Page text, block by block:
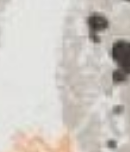
и наблюдательность художника.
«Когда я вижу ветку или комочек
птицы на ветке, — рассказывал он,
— я хочу знать, что это за птица —
зяблик, дикий голубь или дрозд. Это
наблюдение». Книжные образы
животных в работах Н. Е.Чарушина—
наблюдения за ними в природе.
Изображая зверей и птиц в рассказе
донести до читателя, что звери
живут в реальной природе по своим
законам.